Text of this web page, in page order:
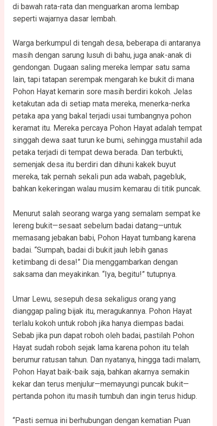
di bawah rata-rata dan menguarkan aroma lembap
seperti wajarnya dasar lembah.
Warga berkumpul di tengah desa, beberapa di antaranya
masih dengan sarung lusuh di bahu, juga anak-anak di
gendongan. Dugaan saling mereka lempar satu sama
lain, tapi tatapan serempak mengarah ke bukit di mana
Pohon Hayat kemarin sore masih berdiri kokoh. Jelas
ketakutan ada di setiap mata mereka, menerka-nerka
petaka apa yang bakal terjadi usai tumbangnya pohon
keramat itu. Mereka percaya Pohon Hayat adalah tempat
singgah dewa saat turun ke bumi, sehingga mustahil ada
petaka terjadi di tempat dewa berada. Dan terbukti,
semenjak desa itu berdiri dan dihuni kakek buyut
mereka, tak pernah sekali pun ada wabah, pagebluk,
bahkan kekeringan walau musim kemarau di titik puncak.
Menurut salah seorang warga yang semalam sempat ke
lereng bukit—sesaat sebelum badai datang—untuk
memasang jebakan babi, Pohon Hayat tumbang karena
badai. “Sumpah, badai di bukit jauh lebih ganas
ketimbang di desa!” Dia menggambarkan dengan
saksama dan meyakinkan. “Iya, begitu!” tutupnya.
Umar Lewu, sesepuh desa sekaligus orang yang
dianggap paling bijak itu, meragukannya. Pohon Hayat
terlalu kokoh untuk roboh jika hanya diempas badai.
Sebab jika pun dapat roboh oleh badai, pastilah Pohon
Hayat sudah roboh sejak lama karena pohon itu telah
berumur ratusan tahun. Dan nyatanya, hingga tadi malam,
Pohon Hayat baik-baik saja, bahkan akarnya semakin
kekar dan terus menjulur—memayungi puncak bukit—
pertanda pohon itu masih tumbuh dan ingin terus hidup.
“Pasti semua ini berhubungan dengan kematian Puan